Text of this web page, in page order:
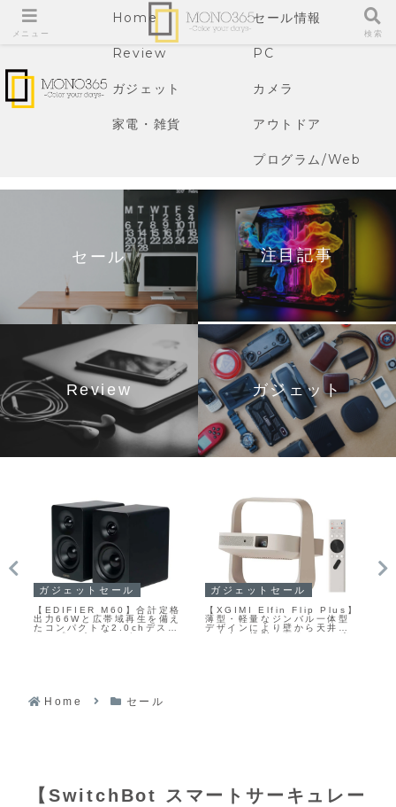
Home セール情報
Review PC
ガジェット カメラ
家電・雑貨 アウトドア
プログラム/Web
セール 注目記事
Review ガジェット
ガジェット
AIAIAI【TMA-2 Oklou
Edition】【Tracks Oklou
Edition】モジュール構造を
持つBluetoothヘッドホンと
PCセール
【Dell U4025QW】40型の
曲面IPS Blackパネルと5K
解像度、120Hzリフレッシュ
レートを組み合わせた、
Home セール
【SwitchBot スマートサーキュレー
メニュー 検索